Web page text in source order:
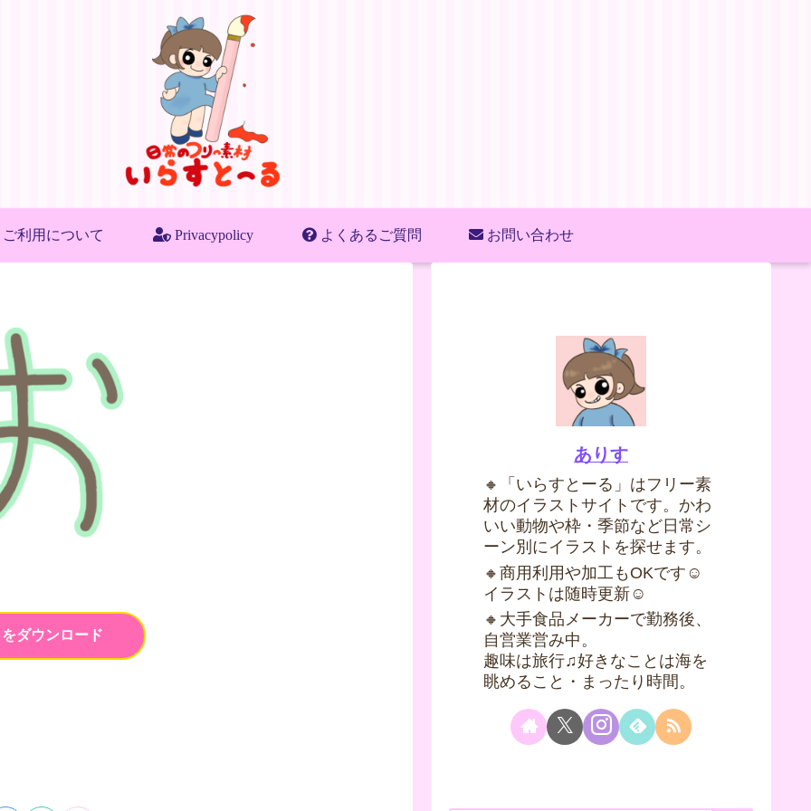
ご利用について Privacypolicy よくあるご質問 お問い合わせ
ダウンロード
ありす
🔸「いらすとーる」はフリー素
材のイラストサイトです。かわ
いい動物や枠・季節など日常シ
ーン別にイラストを探せます。
🔸商用利用や加工もOKです☺
イラストは随時更新☺
🔸大手食品メーカーで勤務後、
自営業営み中。
趣味は旅行♫好きなことは海を
眺めること・まったり時間。